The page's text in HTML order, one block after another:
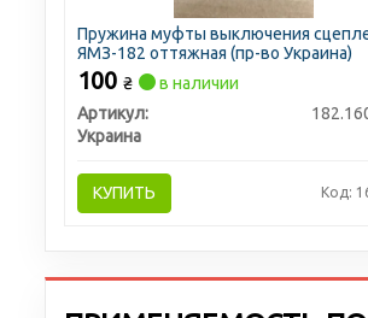
Пружина муфты выключения
ЯМЗ-182 оттяжная (пр-во Украина)
100 ₴
в наличии
Артикул:
Украина
КУПИТЬ Код: